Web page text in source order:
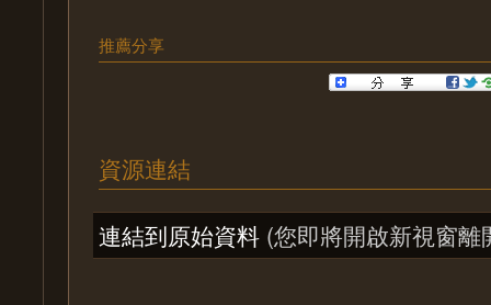
推薦分享
資源連結
連結到原始資料 (您即將開啟新視窗離